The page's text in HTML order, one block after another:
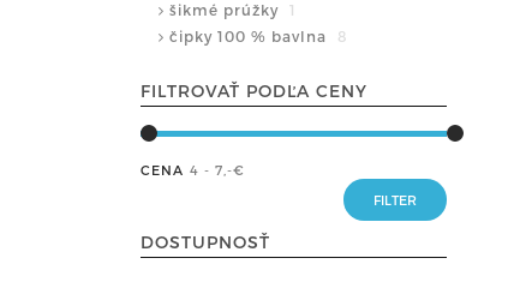
šikmé prúžky
1
čipky 100 % bavlna
8
FILTROVAŤ PODĽA CENY
CENA 4 - 7 ,-€
DOSTUPNOSŤ